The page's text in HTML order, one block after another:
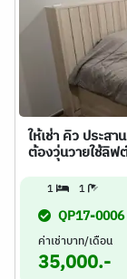
ให้เช่า คิว ประส
ต้องวุ่นวายใช้ลิ
1 1
QP17-0006
ค่าเช่าบาท/เดือน
35,000.-